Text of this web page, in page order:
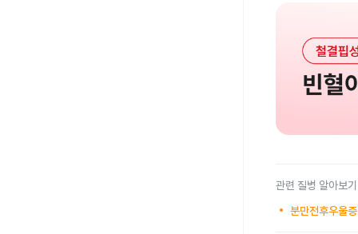
관련 질병 알아보기
분만전후우울